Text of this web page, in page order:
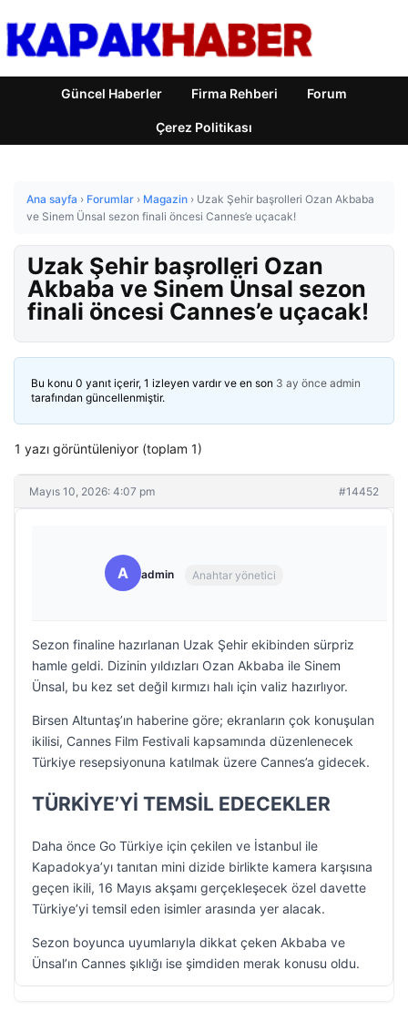
Güncel Haberler Firma Rehberi Forum
Çerez Politikası
Ana sayfa › Forumlar › Magazin › Uzak Şehir başrolleri Ozan Akbaba
ve Sinem Ünsal sezon finali öncesi Cannes’e uçacak!
Uzak Şehir başrolleri Ozan
Akbaba ve Sinem Ünsal sezon
finali öncesi Cannes’e uçacak!
Bu konu 0 yanıt içerir, 1 izleyen vardır ve en son 3 ay önce admin
tarafından güncellenmiştir.
1 yazı görüntüleniyor (toplam 1)
Mayıs 10, 2026: 4:07 pm #14452
A admin Anahtar yönetici
Sezon finaline hazırlanan Uzak Şehir ekibinden sürpriz
hamle geldi. Dizinin yıldızları Ozan Akbaba ile Sinem
Ünsal, bu kez set değil kırmızı halı için valiz hazırlıyor.
Birsen Altuntaş’ın haberine göre; ekranların çok konuşulan
ikilisi, Cannes Film Festivali kapsamında düzenlenecek
Türkiye resepsiyonuna katılmak üzere Cannes’a gidecek.
TÜRKİYE’Yİ TEMSİL EDECEKLER
Daha önce Go Türkiye için çekilen ve İstanbul ile
Kapadokya’yı tanıtan mini dizide birlikte kamera karşısına
geçen ikili, 16 Mayıs akşamı gerçekleşecek özel davette
Türkiye’yi temsil eden isimler arasında yer alacak.
Sezon boyunca uyumlarıyla dikkat çeken Akbaba ve
Ünsal’ın Cannes şıklığı ise şimdiden merak konusu oldu.